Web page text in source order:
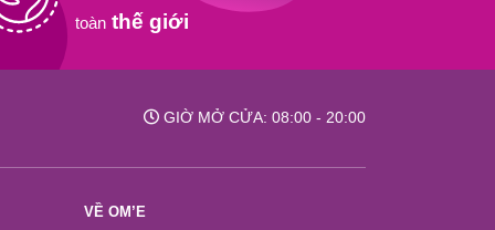
toànthế giới
GIỜ MỞ CỬA: 08:00 - 20:00
VỀ OM’E